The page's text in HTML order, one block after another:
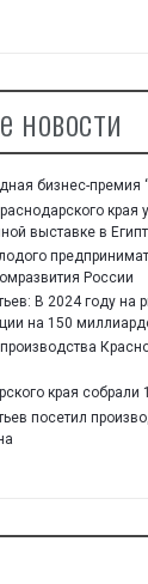
новости
бизнес-премия
края
выставке в
России
В 2024 году на
на 150
края
посетил